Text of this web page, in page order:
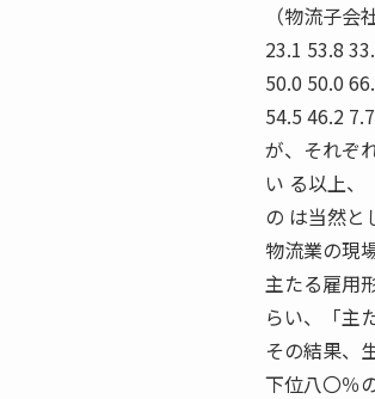
（物流子
23.1 53.8
50.0 50.0
54.5 46.2
が、それぞ
い る以上、
の は当然と
物流業の現
主たる雇用
らい、「主
その結果、
下位八〇％